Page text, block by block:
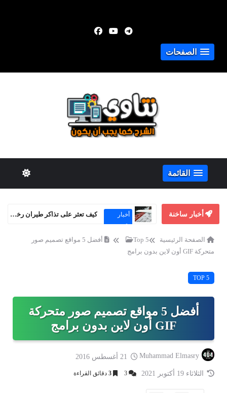
الصفحات
القائمة
أخبار ساخنة
الربح من
الإنترنت
كيفية الربح من Adsterra Smartink حتى بدون موقع إلكتروني
الصفحة الرئيسية Top 5
أفضل 5 مواقع تصميم صور
متحركة GIF أون لاين بدون برامج
TOP 5
أفضل 5 مواقع تصميم صور متحركة
GIF أون لاين بدون برامج
Muhammad Elmasry
الثلاثاء 19 أكتوبر 2021 3
3 دقائق القراءة